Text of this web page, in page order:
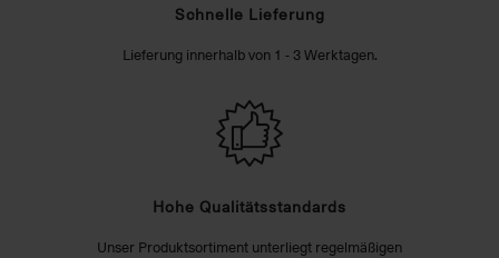
Schnelle Lieferung
Lieferung innerhalb von 1 - 3 Werktagen.
Hohe Qualitätsstandards
Unser Produktsortiment unterliegt regelmäßigen